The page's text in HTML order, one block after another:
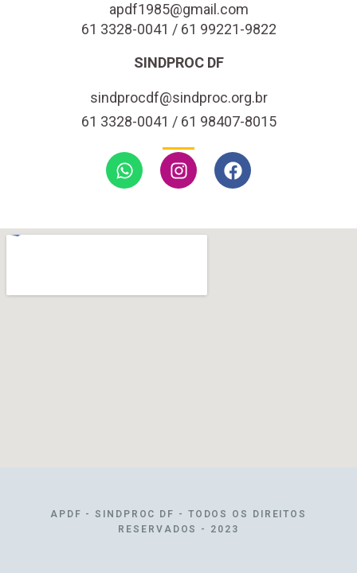
apdf1985@gmail.com
61 3328-0041 / 61 99221-9822
SINDPROC DF
sindprocdf@sindproc.org.br
61 3328-0041 / 61 98407-8015
APDF - SINDPROC DF - TODOS OS DIREITOS
RESERVADOS - 2023